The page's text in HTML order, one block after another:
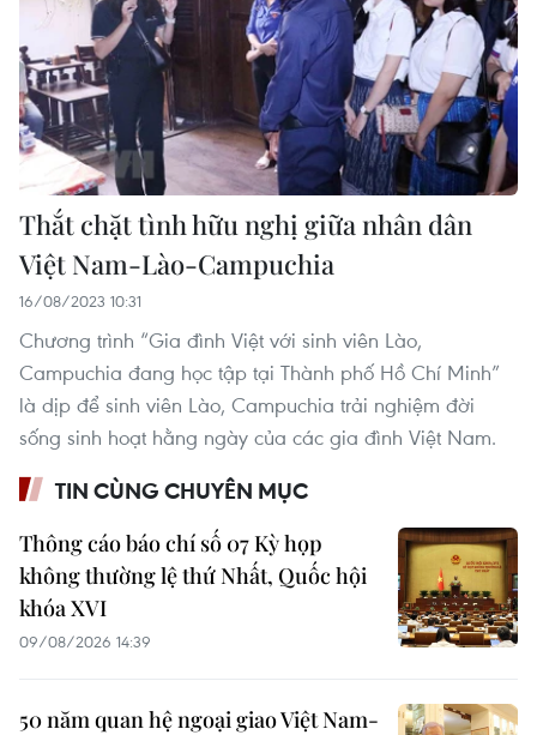
Thắt chặt tình hữu nghị giữa nhân dân
Việt Nam-Lào-Campuchia
16/08/2023 10:31
Chương trình “Gia đình Việt với sinh viên Lào,
Campuchia đang học tập tại Thành phố Hồ Chí Minh”
là dịp để sinh viên Lào, Campuchia trải nghiệm đời
sống sinh hoạt hằng ngày của các gia đình Việt Nam.
TIN CÙNG CHUYÊN MỤC
Thông cáo báo chí số 07 Kỳ họp
không thường lệ thứ Nhất, Quốc hội
khóa XVI
09/08/2026 14:39
50 năm quan hệ ngoại giao Việt Nam-